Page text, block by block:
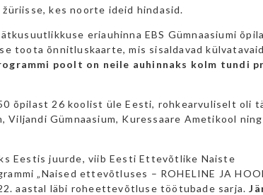
kes noorte ideid hindasid.
eriauhinna EBS Gümnaasiumi
toota õnnitluskaarte, mis sisaldavad külvatavaid
poolt on neile auhinnaks kolm tundi
õpilast 26 koolist üle Eesti, rohkearvuliselt oli
Viljandi Gümnaasium, Kuressaare Ametikool ning
Eestis juurde, viib Eesti Ettevõtlike Naiste
„Naised ettevõtluses – ROHELINE JA
aastal läbi roheettevõtluse töötubade sarja.